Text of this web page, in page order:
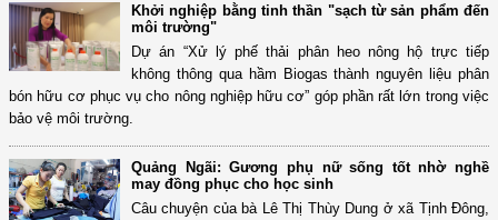
Khởi nghiệp bằng tinh thần "sạch từ sản phẩm đến
môi trường"
Dự án “Xử lý phế thải phân heo nông hộ trực tiếp
không thông qua hầm Biogas thành nguyên liệu phân
bón hữu cơ phục vụ cho nông nghiệp hữu cơ” góp phần rất lớn trong việc
bảo vệ môi trường.
Quảng Ngãi: Gương phụ nữ sống tốt nhờ nghề
may đồng phục cho học sinh
Câu chuyện của bà Lê Thị Thùy Dung ở xã Tịnh Đông,